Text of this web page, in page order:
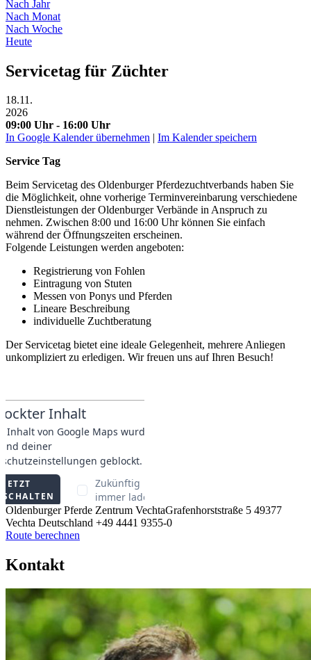
Nach Jahr
Nach Monat
Nach Woche
Heute
Servicetag für Züchter
18.11.
2026
09:00 Uhr - 16:00 Uhr
In Google Kalender übernehmen
Im Kalender speichern
Service Tag
Beim Servicetag des Oldenburger Pferdezuchtverbands haben Sie
die Möglichkeit, ohne vorherige Terminvereinbarung verschiedene
Dienstleistungen der Oldenburger Verbände in Anspruch zu
nehmen. Zwischen 8:00 und 16:00 Uhr können Sie einfach
während der Öffnungszeiten erscheinen.
Folgende Leistungen werden angeboten:
Registrierung von Fohlen
Eintragung von Stuten
Messen von Ponys und Pferden
Lineare Beschreibung
individuelle Zuchtberatung
Der Servicetag bietet eine ideale Gelegenheit, mehrere Anliegen
unkompliziert zu erledigen. Wir freuen uns auf Ihren Besuch!
Oldenburger Pferde Zentrum VechtaGrafenhorststraße 5 49377
Vechta Deutschland +49 4441 9355-0
Route berechnen
Kontakt